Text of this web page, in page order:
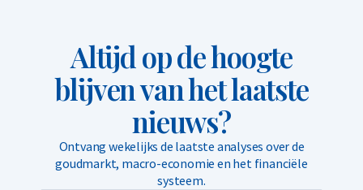
Altijd op de hoogte
blijven van het laatste
nieuws?
Ontvang wekelijks de laatste analyses over de
goudmarkt, macro-economie en het financiële
systeem.